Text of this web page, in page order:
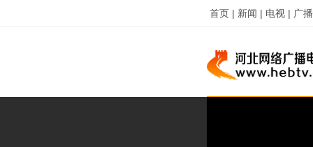
首页 | 新闻 | 电视 | 广